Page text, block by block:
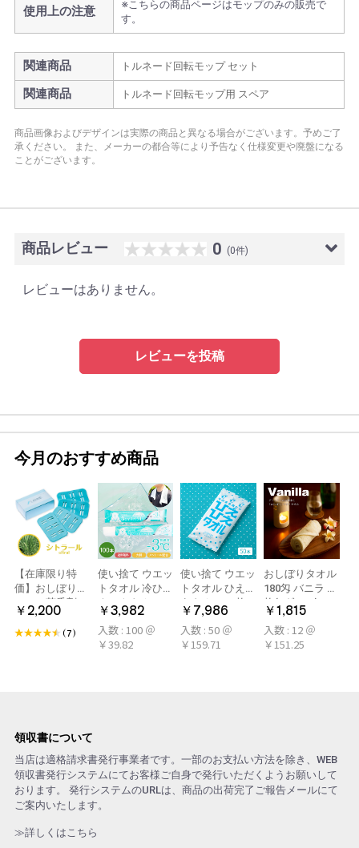
使用上の注意
※こちらの商品ページはモップのみの販売で
す。
関連商品 トルネード回転モップ セット
関連商品 トルネード回転モップ用 スペア
商品画像およびデザインは実際の商品と異なる場合がございます。予めご了
承ください。
また、メーカーの都合等により予告なく仕様変更や廃盤になる
ことがございます。
商品レビュー 0 (0件)
レビューはありません。
レビューを投稿
今月のおすすめ商品
【在庫限り特
価】おしぼり用
アロマ芳香剤
LARME(ラルム)
シトラール 旧デ
￥2,200
(7)
使い捨て ウエッ
トタオル 冷ひや
ネックタオル
50本×2パック
100本 冷感タオ
ル 首 個包装 日
￥3,982
入数 : 100 ＠
￥39.82
使い捨て ウエッ
トタオル ひえひ
えタオル 50枚
冷感タオル ミン
ト アロマおしぼ
り
￥7,986
入数 : 50 ＠
￥159.71
おしぼりタオル
180匁 バニラ 12
枚(1ダース)
￥1,815
入数 : 12 ＠
￥151.25
領収書について
当店は適格請求書発行事業者です。一部のお支払い方法を除き、WEB
領収書発行システムにてお客様ご自身で発行いただくようお願いして
おります。 発行システムのURLは、商品の出荷完了ご報告メールにて
ご案内いたします。
≫詳しくはこちら